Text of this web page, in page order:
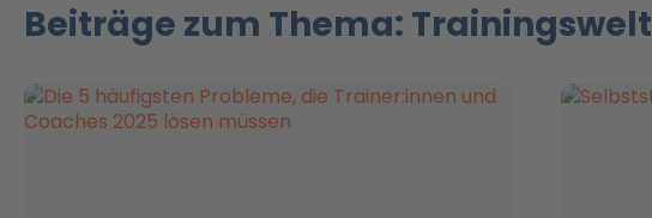
Beiträge zum Thema: Trainingswelt